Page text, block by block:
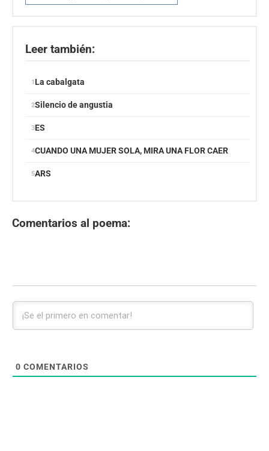
Leer también:
La cabalgata
Silencio de angustia
ES
CUANDO UNA MUJER SOLA, MIRA UNA FLOR CAER
ARS
Comentarios al poema:
0 COMENTARIOS